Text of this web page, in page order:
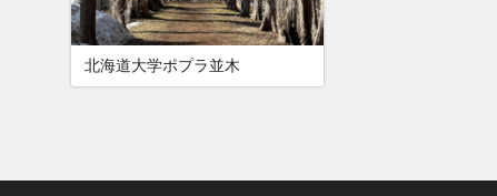
北海道大学ポプラ並木